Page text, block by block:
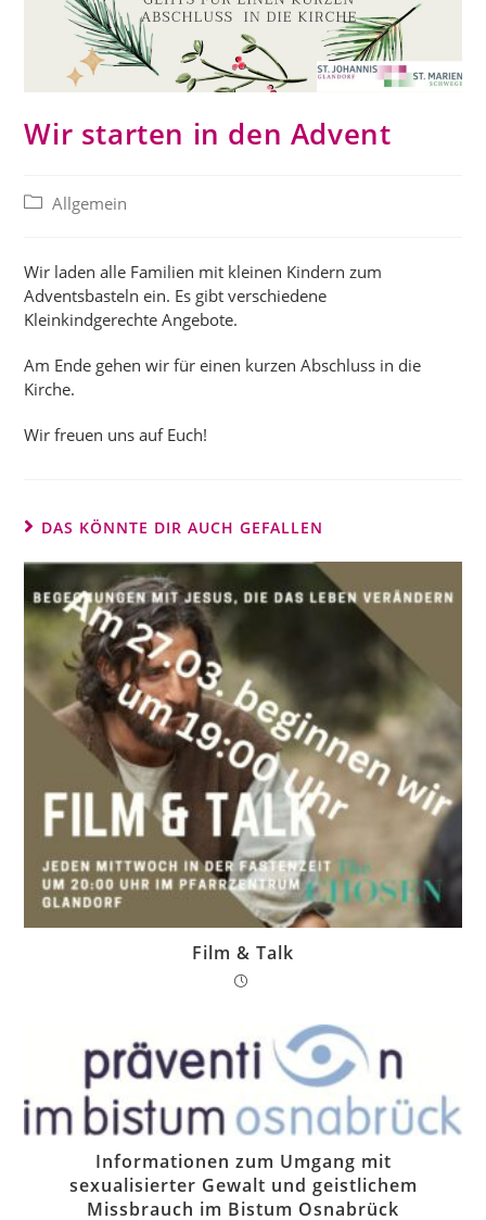
Wir starten in den Advent
Beitrags-
Allgemein
Wir laden alle Familien mit kleinen Kindern zum
Adventsbasteln ein. Es gibt verschiedene
Kleinkindgerechte Angebote.
Am Ende gehen wir für einen kurzen Abschluss in die
Kirche.
Wir freuen uns auf Euch!
DAS KÖNNTE DIR AUCH GEFALLEN
Film & Talk
Informationen zum Umgang mit
sexualisierter Gewalt und geistlichem
Missbrauch im Bistum Osnabrück